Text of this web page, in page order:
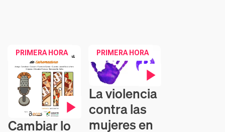
PRIMERA HORA
Contenido en vídeo
Cambiar lo
PRIMERA HORA
Contenido en vídeo
La violencia
contra las
mujeres en